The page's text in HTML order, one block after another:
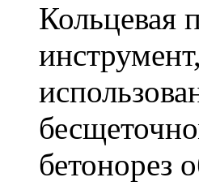
Кольцевая
бетонорез